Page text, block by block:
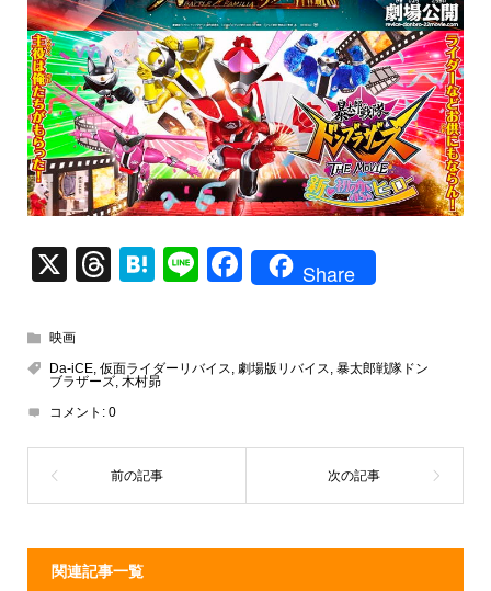
X
T
a
d
s
H
n
Li
F
e
o
k
Share
映画
Da-iCE, 仮面ライダーリバイス, 劇場版リバイス, 暴太郎戦隊ドン
ブラザーズ, 木村昴
コメント: 0
関連記事一覧